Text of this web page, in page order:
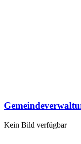
Kein Bild verfügbar